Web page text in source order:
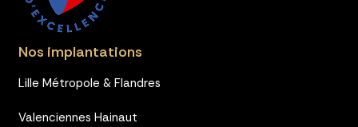
Nos implantations
Lille Métropole & Flandres
Valenciennes Hainaut